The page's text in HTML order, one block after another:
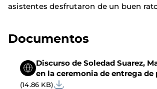
asistentes desfrutaron de un buen
Documentos
Discurso de Soledad Suarez,
en la ceremonia de entrega de
(14.86 KB)